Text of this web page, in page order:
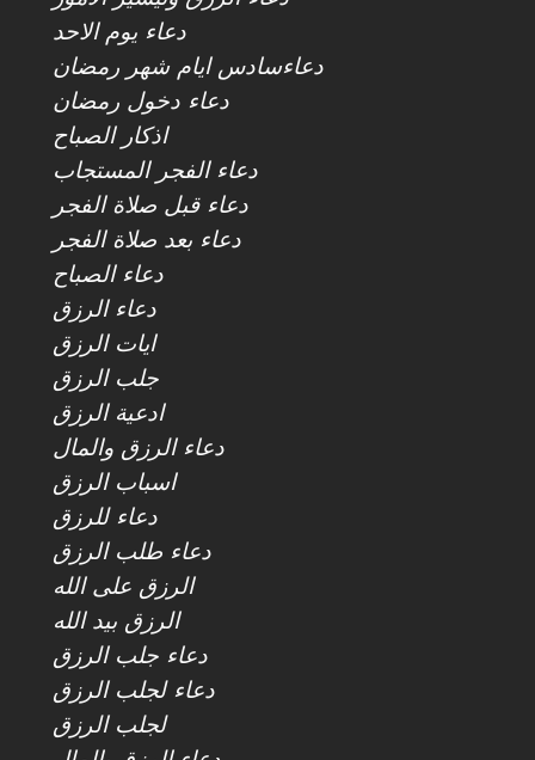
دعاء يوم الاحد
دعاءسادس ايام شهر رمضان
دعاء دخول رمضان
اذكار الصباح
دعاء الفجر المستجاب
دعاء قبل صلاة الفجر
دعاء بعد صلاة الفجر
دعاء الصباح
دعاء الرزق
ايات الرزق
جلب الرزق
ادعية الرزق
دعاء الرزق والمال
اسباب الرزق
دعاء للرزق
دعاء طلب الرزق
الرزق على الله
الرزق بيد الله
دعاء جلب الرزق
دعاء لجلب الرزق
لجلب الرزق